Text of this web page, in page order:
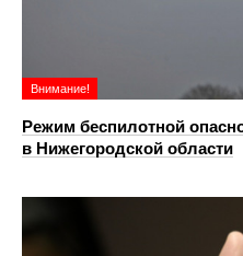
Внимание!
Режим беспилотной
в Нижегородской области